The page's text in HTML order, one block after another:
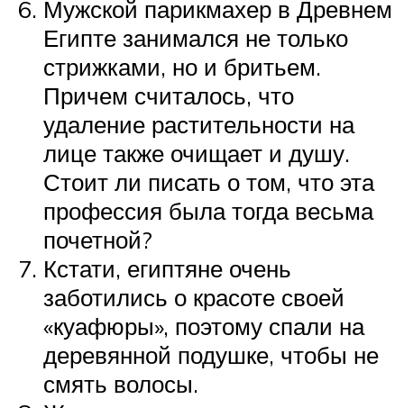
Мужской парикмахер в Древнем
Египте занимался не только
стрижками, но и бритьем.
Причем считалось, что
удаление растительности на
лице также очищает и душу.
Стоит ли писать о том, что эта
профессия была тогда весьма
почетной?
Кстати, египтяне очень
заботились о красоте своей
«куафюры», поэтому спали на
деревянной подушке, чтобы не
смять волосы.